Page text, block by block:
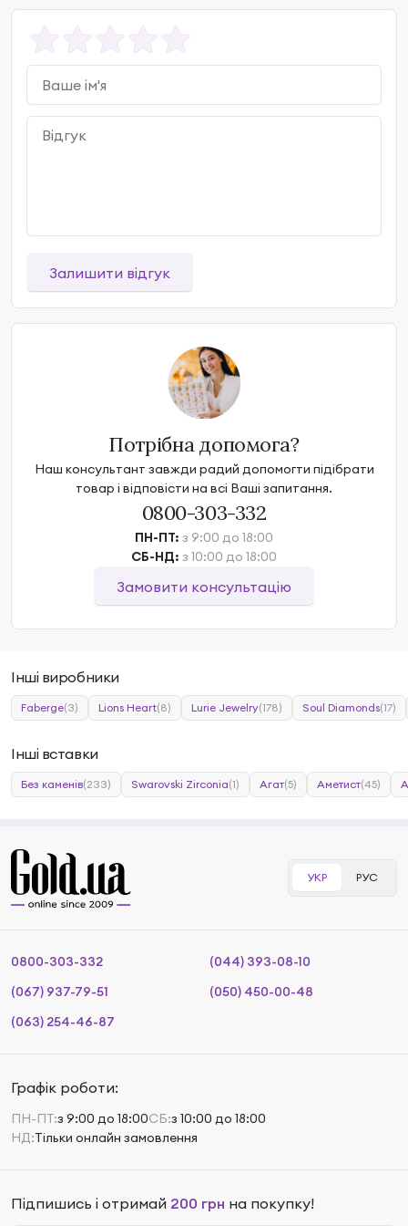
Залишити відгук
Потрібна допомога?
Наш консультант завжди радий допомогти підібрати
товар і відповісти на всі Ваші запитання.
0800-303-332
ПН-ПТ: з 9:00 до 18:00
СБ-НД: з 10:00 до 18:00
Замовити консультацію
Інші виробники
Faberge(3) Lions Heart(8) Lurie Jewelry(178) Soul Diamonds(17)
Інші вставки
Без каменів(233) Swarovski Zirconia(1) Агат(5) Аметист(45)
УКР РУС
0800-303-332
(044) 393-08-10
(067) 937-79-51
(050) 450-00-48
(063) 254-46-87
Графік роботи:
ПН-ПТ:з 9:00 до 18:00СБ:з 10:00 до 18:00
НД:Тільки онлайн замовлення
Підпишись і отримай 200 грн на покупку!